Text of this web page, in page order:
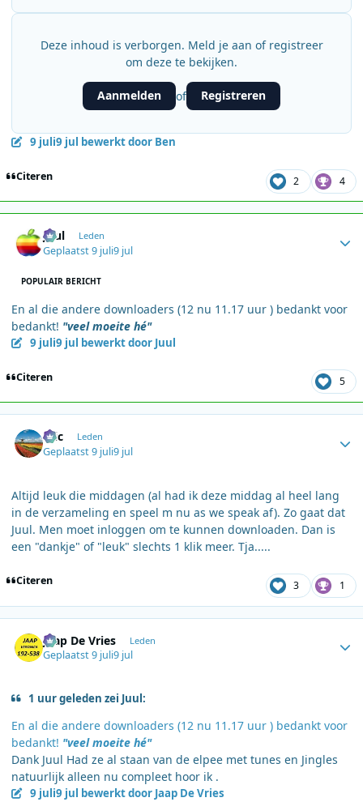
Deze inhoud is verborgen. Meld je aan of registreer
om deze te bekijken.
Aanmelden of Registreren
9 juli9 jul bewerkt door Ben
Citeren 2 4
Juul Leden
Geplaatst9 juli9 jul
POPULAIR BERICHT
En al die andere downloaders (12 nu 11.17 uur ) bedankt voor
bedankt! "veel moeite hé"
9 juli9 jul bewerkt door Juul
Citeren 5
Eric Leden
Geplaatst9 juli9 jul
Altijd leuk die middagen (al had ik deze middag al heel lang
in de verzameling en speel m nu as we speak af). Zo gaat dat
Juul. Men moet inloggen om te kunnen downloaden. Dan is
een "dankje" of "leuk" slechts 1 klik meer. Tja.....
Citeren 3 1
Jaap De Vries Leden
Geplaatst9 juli9 jul
1 uur geleden zei Juul:
En al die andere downloaders (12 nu 11.17 uur ) bedankt voor
bedankt! "veel moeite hé"
Dank Juul Had ze al staan van de elpee met tunes en Jingles
natuurlijk alleen nu compleet hoor ik .
9 juli9 jul bewerkt door Jaap De Vries